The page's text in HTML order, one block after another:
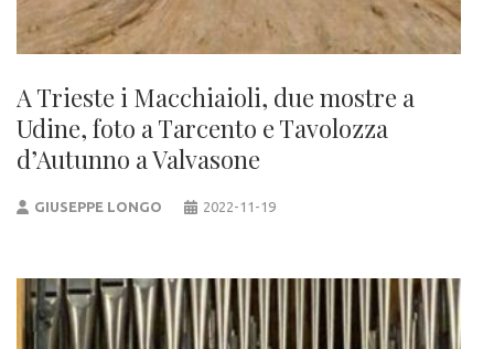
A Trieste i Macchiaioli, due mostre a
Udine, foto a Tarcento e Tavolozza
d’Autunno a Valvasone
GIUSEPPE LONGO 2022-11-19